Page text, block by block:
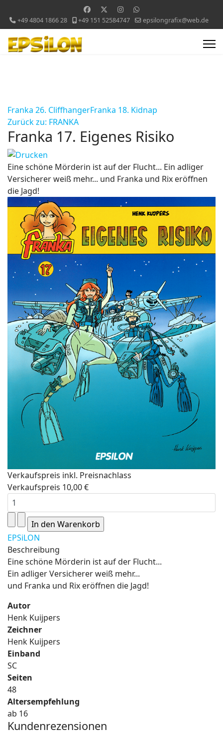
+49 4804 1866 28 +49 151 52584747 epsilongrafix@web.de
Franka 26. CliffhangerFranka 18. Kidnap
Zurück zu: FRANKA
Franka 17. Eigenes Risiko
Eine schöne Mörderin ist auf der Flucht... Ein adliger
Versicherer weiß mehr... und Franka und Rix eröffnen
die Jagd!
Verkaufspreis inkl. Preisnachlass
Verkaufspreis 10,00 €
EPSiLON
Beschreibung
Eine schöne Mörderin ist auf der Flucht...
Ein adliger Versicherer weiß mehr...
und Franka und Rix eröffnen die Jagd!
Autor
Henk Kuijpers
Zeichner
Henk Kuijpers
Einband
SC
Seiten
48
Altersempfehlung
ab 16
Kundenrezensionen